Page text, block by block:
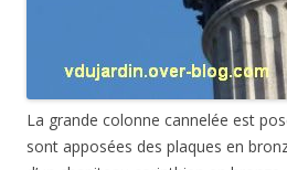
La grande colonne cannelée est
sont apposées des plaques en